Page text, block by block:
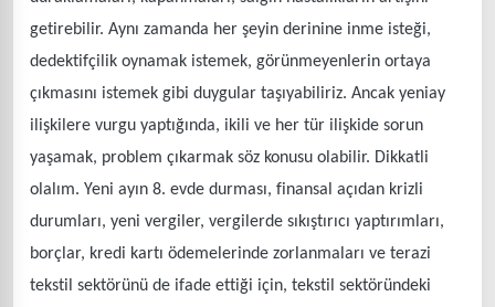
getirebilir. Aynı zamanda her şeyin derinine inme isteği,
dedektifçilik oynamak istemek, görünmeyenlerin ortaya
çıkmasını istemek gibi duygular taşıyabiliriz. Ancak yeniay
ilişkilere vurgu yaptığında, ikili ve her tür ilişkide sorun
yaşamak, problem çıkarmak söz konusu olabilir. Dikkatli
olalım. Yeni ayın 8. evde durması, finansal açıdan krizli
durumları, yeni vergiler, vergilerde sıkıştırıcı yaptırımları,
borçlar, kredi kartı ödemelerinde zorlanmaları ve terazi
tekstil sektörünü de ifade ettiği için, tekstil sektöründeki